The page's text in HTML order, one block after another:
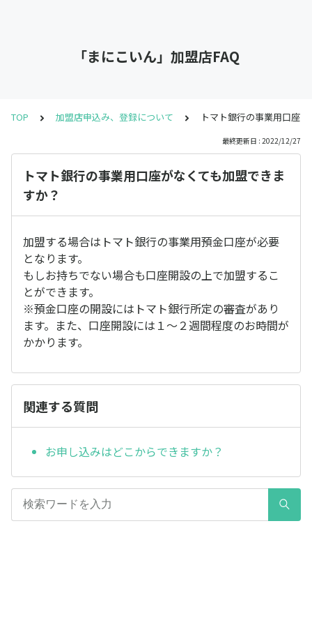
「まにこいん」加盟店FAQ
TOP 加盟店申込み、登録について トマト銀行の事業用口座
最終更新日 : 2022/12/27
トマト銀行の事業用口座がなくても加盟できま
すか？
加盟する場合はトマト銀行の事業用預金口座が必要
となります。
もしお持ちでない場合も口座開設の上で加盟するこ
とができます。
※預金口座の開設にはトマト銀行所定の審査があり
ます。また、口座開設には１〜２週間程度のお時間が
かかります。
関連する質問
お申し込みはどこからできますか？